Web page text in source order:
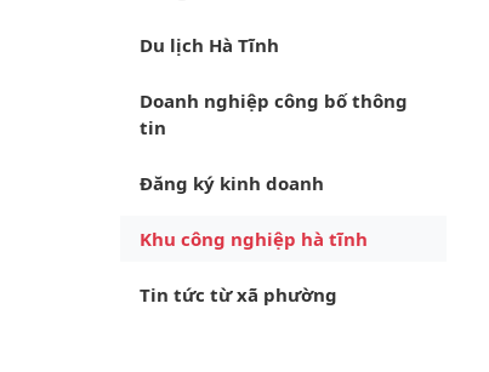
Du lịch Hà Tĩnh
Doanh nghiệp công bố thông
tin
Đăng ký kinh doanh
Khu công nghiệp hà tĩnh
Tin tức từ xã phường